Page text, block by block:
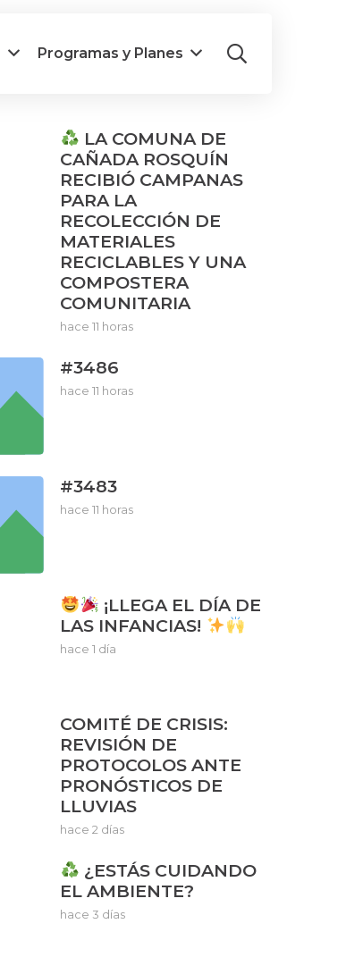
Programas y Planes
LA COMUNA DE
CAÑADA ROSQUÍN
RECIBIÓ CAMPANAS
PARA LA
RECOLECCIÓN DE
MATERIALES
RECICLABLES Y UNA
COMPOSTERA
COMUNITARIA
hace 11 horas
#3486
hace 11 horas
#3483
hace 11 horas
¡LLEGA EL DÍA DE
LAS INFANCIAS!
hace 1 día
COMITÉ DE CRISIS:
REVISIÓN DE
PROTOCOLOS ANTE
PRONÓSTICOS DE
LLUVIAS
hace 2 días
¿ESTÁS CUIDANDO
EL AMBIENTE?
hace 3 días